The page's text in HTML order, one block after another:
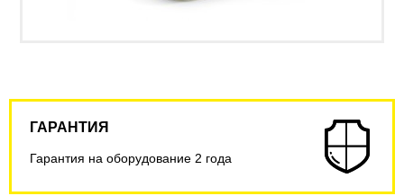
ГАРАНТИЯ
Гарантия на оборудование 2 года